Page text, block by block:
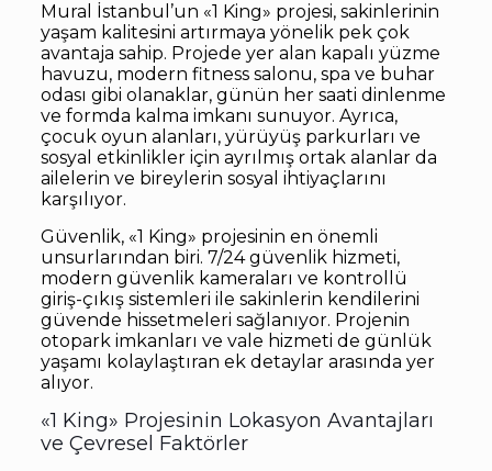
Mural İstanbul’un «1 King» projesi, sakinlerinin
yaşam kalitesini artırmaya yönelik pek çok
avantaja sahip. Projede yer alan kapalı yüzme
havuzu, modern fitness salonu, spa ve buhar
odası gibi olanaklar, günün her saati dinlenme
ve formda kalma imkanı sunuyor. Ayrıca,
çocuk oyun alanları, yürüyüş parkurları ve
sosyal etkinlikler için ayrılmış ortak alanlar da
ailelerin ve bireylerin sosyal ihtiyaçlarını
karşılıyor.
Güvenlik, «1 King» projesinin en önemli
unsurlarından biri. 7/24 güvenlik hizmeti,
modern güvenlik kameraları ve kontrollü
giriş-çıkış sistemleri ile sakinlerin kendilerini
güvende hissetmeleri sağlanıyor. Projenin
otopark imkanları ve vale hizmeti de günlük
yaşamı kolaylaştıran ek detaylar arasında yer
alıyor.
«1 King» Projesinin Lokasyon Avantajları
ve Çevresel Faktörler